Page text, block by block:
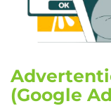
(Google